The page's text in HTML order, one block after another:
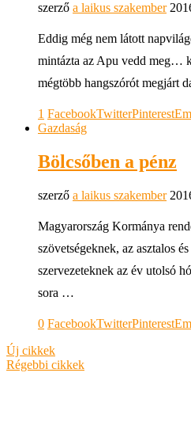
szerző a laikus szakember
Eddig még nem látott
mintázta az Apu vedd meg…
mégtöbb hangszórót megjárt
1 FacebookTwitterPinterest
Gazdaság
Bölcsőben a pénz
szerző a laikus szakember
Magyarország Kormánya
szövetségeknek, az asztalos
szervezeteknek az év utolsó
sora …
0 FacebookTwitterPinterest
Új cikkek
Régebbi cikkek